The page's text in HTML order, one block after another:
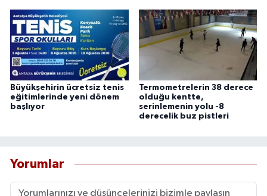
Büyükşehirin ücretsiz tenis
eğitimlerinde yeni dönem
başlıyor
Termometrelerin 38 derece
olduğu kentte,
serinlemenin yolu -8
derecelik buz pistleri
Yorumlar